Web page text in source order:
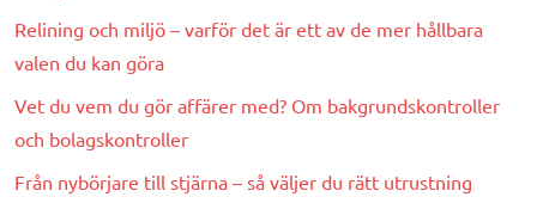
Relining och miljö – varför det är ett av de mer hållbara
valen du kan göra
Vet du vem du gör affärer med? Om bakgrundskontroller
och bolagskontroller
Från nybörjare till stjärna – så väljer du rätt utrustning